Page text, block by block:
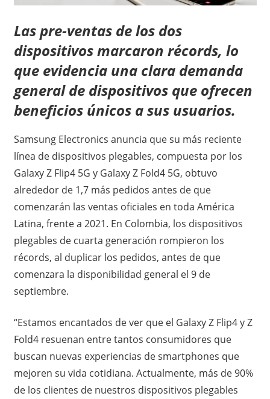
Las pre-ventas de los dos
dispositivos marcaron récords, lo
que evidencia una clara demanda
general de dispositivos que ofrecen
beneficios únicos a sus usuarios.
Samsung Electronics anuncia que su más reciente
línea de dispositivos plegables, compuesta por los
Galaxy Z Flip4 5G y Galaxy Z Fold4 5G, obtuvo
alrededor de 1,7 más pedidos antes de que
comenzarán las ventas oficiales en toda América
Latina, frente a 2021. En Colombia, los dispositivos
plegables de cuarta generación rompieron los
récords, al duplicar los pedidos, antes de que
comenzara la disponibilidad general el 9 de
septiembre.
“Estamos encantados de ver que el Galaxy Z Flip4 y Z
Fold4 resuenan entre tantos consumidores que
buscan nuevas experiencias de smartphones que
mejoren su vida cotidiana. Actualmente, más de 90%
de los clientes de nuestros dispositivos plegables